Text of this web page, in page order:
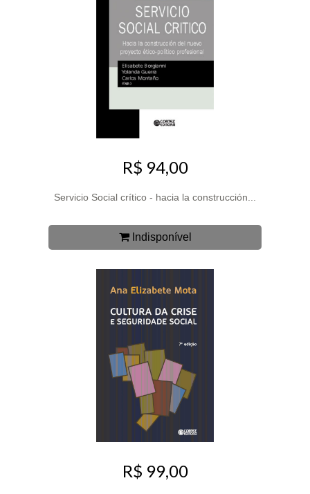
R$ 94,00
Servicio Social crítico - hacia la construcción...
Indisponível
R$ 99,00